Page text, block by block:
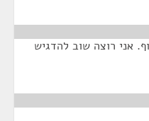
אני רוצה שוב להדגיש